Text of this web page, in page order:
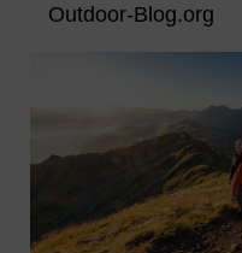
Outdoor-Blog.org